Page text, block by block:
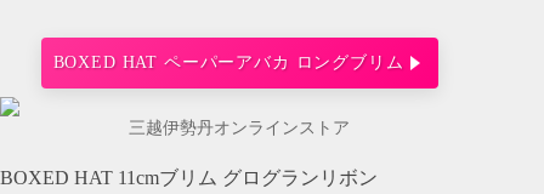
BOXED HAT ペーパーアバカ ロングブリム
三越伊勢丹オンラインストア
BOXED HAT 11cmブリム グログランリボン